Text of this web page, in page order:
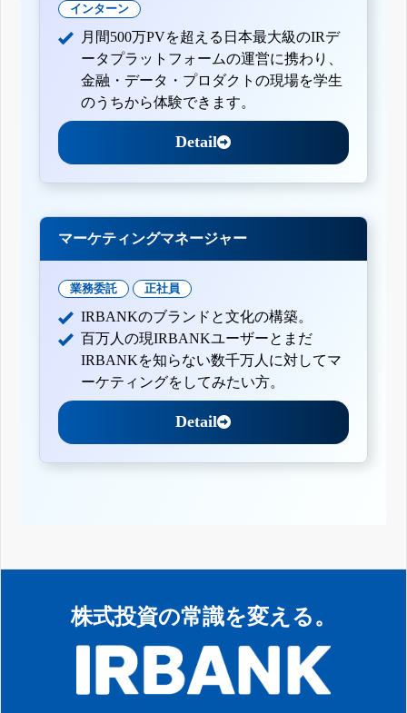
インターン
月間500万PVを超える日本最大級のIRデ
ータプラットフォームの運営に携わり、
金融・データ・プロダクトの現場を学生
のうちから体験できます。
Detail
マーケティングマネージャー
業務委託 正社員
IRBANKのブランドと文化の構築。
百万人の現IRBANKユーザーとまだ
IRBANKを知らない数千万人に対してマ
ーケティングをしてみたい方。
Detail
株式投資の常識を変える。